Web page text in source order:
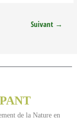
Suivant →
de la Nature en